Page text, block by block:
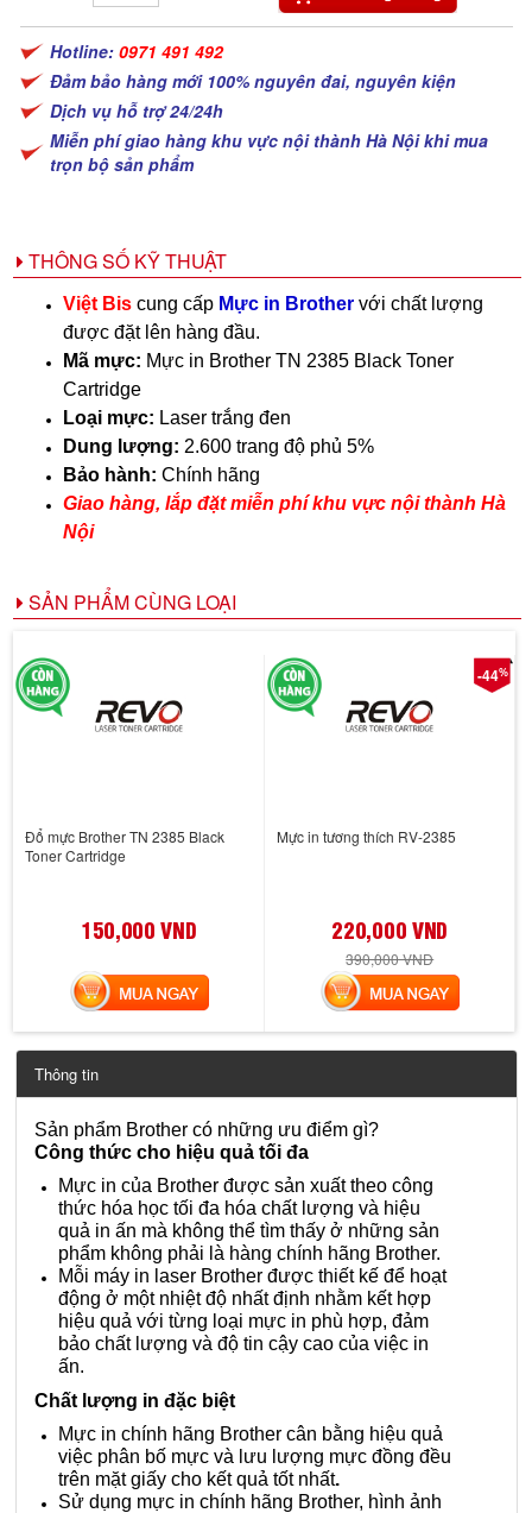
Hotline: 0971 491 492
Đảm bảo hàng mới 100% nguyên đai, nguyên kiện
Dịch vụ hỗ trợ 24/24h
Miễn phí giao hàng khu vực nội thành Hà Nội khi mua
trọn bộ sản phẩm
THÔNG SỐ KỸ THUẬT
Việt Bis cung cấp Mực in Brother với chất lượng
được đặt lên hàng đầu.
Mã mực: Mực in Brother TN 2385 Black Toner
Cartridge
Loại mực: Laser trắng đen
Dung lượng: 2.600 trang độ phủ 5%
Bảo hành: Chính hãng
Giao hàng, lắp đặt miễn phí khu vực nội thành Hà
Nội
SẢN PHẨM CÙNG LOẠI
Đổ mực Brother TN 2385 Black
Toner Cartridge
150,000 VND
MUA NGAY
-44%
Mực in tương thích RV-2385
220,000 VND
390,000 VND
MUA NGAY
Thông tin
Sản phẩm Brother có những ưu điểm gì?
Công thức cho hiệu quả tối đa
Mực in của Brother được sản xuất theo công
thức hóa học tối đa hóa chất lượng và hiệu
quả in ấn mà không thể tìm thấy ở những sản
phẩm không phải là hàng chính hãng Brother.
Mỗi máy in laser Brother được thiết kế để hoạt
động ở một nhiệt độ nhất định nhằm kết hợp
hiệu quả với từng loại mực in phù hợp, đảm
bảo chất lượng và độ tin cậy cao của việc in
ấn.
Chất lượng in đặc biệt
Mực in chính hãng Brother cân bằng hiệu quả
việc phân bố mực và lưu lượng mực đồng đều
trên mặt giấy cho kết quả tốt nhất.
Sử dụng mực in chính hãng Brother, hình ảnh